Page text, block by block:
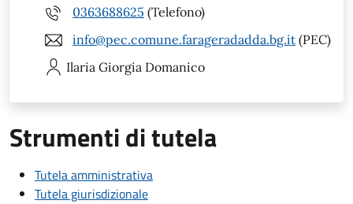
0363688625 (Telefono)
info@pec.comune.farageradadda.bg.it (PEC)
Ilaria Giorgia Domanico
Strumenti di tutela
Tutela amministrativa
Tutela giurisdizionale